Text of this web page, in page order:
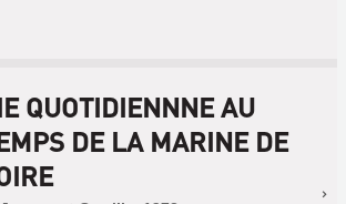
QUOTIDIENNNE AU
DE LA MARINE DE